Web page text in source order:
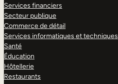
Services financiers
Secteur publique
Commerce de détail
Services informatiques et techniques
Santé
Éducation
Hôtellerie
Restaurants